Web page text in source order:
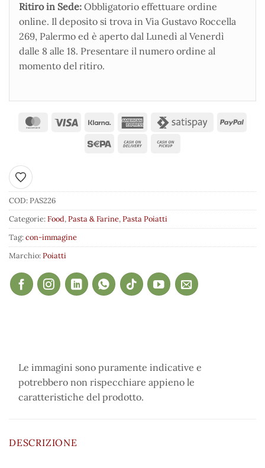
Ritiro in Sede: Obbligatorio effettuare ordine
online. Il deposito si trova in Via Gustavo Roccella
269, Palermo ed è aperto dal Lunedì al Venerdì
dalle 8 alle 18. Presentare il numero ordine al
momento del ritiro.
Aggiungi ai preferiti
COD:PAS226
Categorie:Food,Pasta & Farine,Pasta Poiatti
Tag:con-immagine
Marchio:Poiatti
Le immagini sono puramente indicative e
potrebbero non rispecchiare appieno le
caratteristiche del prodotto.
DESCRIZIONE